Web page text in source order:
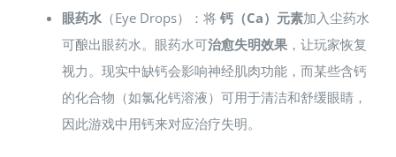
眼药水（Eye Drops）：将 钙（Ca）元素加入尘药水
可酿出眼药水。眼药水可治愈失明效果，让玩家恢复
视力。现实中缺钙会影响神经肌肉功能，而某些含钙
的化合物（如氯化钙溶液）可用于清洁和舒缓眼睛，
因此游戏中用钙来对应治疗失明。